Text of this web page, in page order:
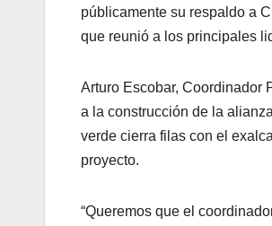
públicamente su respaldo a
que reunió a los principales
Arturo Escobar, Coordinador
a la construcción de la
verde cierra filas con el
proyecto.
“Queremos que el